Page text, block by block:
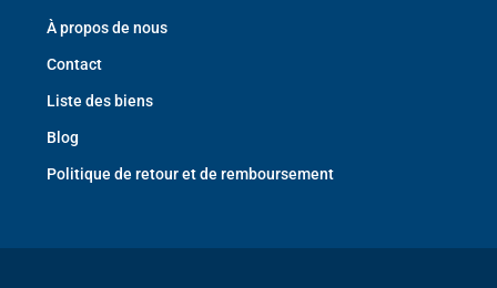
À propos de nous
Contact
Liste des biens
Blog
Politique de retour et de remboursement